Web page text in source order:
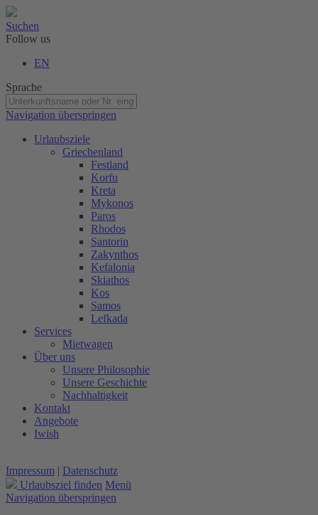
Suchen
Follow us
EN
Sprache
Navigation überspringen
Urlaubsziele
Griechenland
Festland
Korfu
Kreta
Mykonos
Paros
Rhodos
Santorin
Zakynthos
Kefalonia
Skiathos
Kos
Samos
Lefkada
Services
Mietwagen
Über uns
Unsere Philosophie
Unsere Geschichte
Nachhaltigkeit
Kontakt
Angebote
Iwish
Impressum | Datenschutz
Urlaubsziel finden Menü
Navigation überspringen